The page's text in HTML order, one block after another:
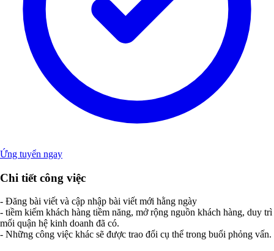
Ứng tuyển ngay
Chi tiết công việc
- Đăng bài viết và cập nhập bài viết mới hằng ngày
- tiềm kiếm khách hàng tiềm năng, mở rộng nguồn khách hàng, duy trì
mối quận hệ kinh doanh đã có.
- Những công việc khác sẽ được trao đổi cụ thể trong buổi phỏng vấn.